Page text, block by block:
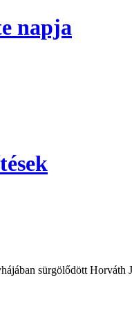
napja
sürgölődött Horváth